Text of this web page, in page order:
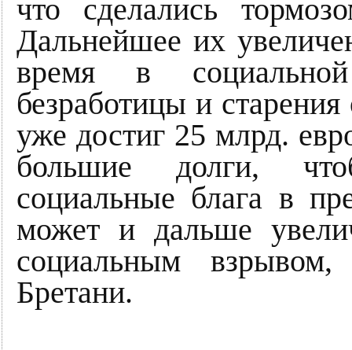
что сделались
Дальнейшее их
время в
безработицы и
уже достиг 25 млрд.
большие долги,
социальные блага в
может и дальше
социальным
Бретани.